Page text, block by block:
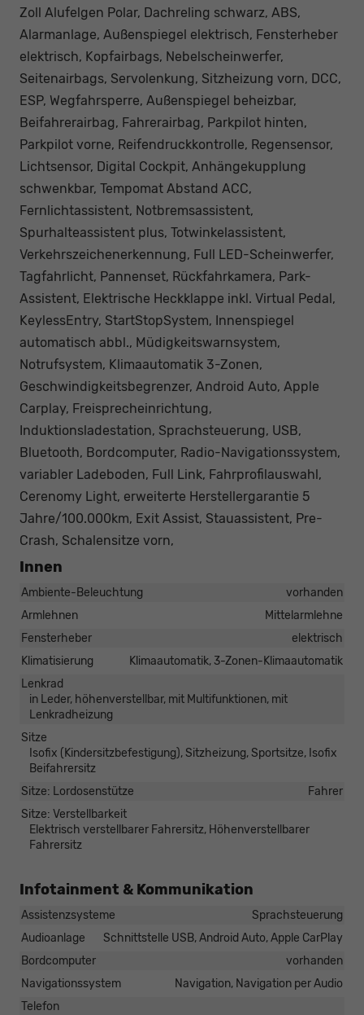
Zoll Alufelgen Polar, Dachreling schwarz, ABS,
Alarmanlage, Außenspiegel elektrisch, Fensterheber
elektrisch, Kopfairbags, Nebelscheinwerfer,
Seitenairbags, Servolenkung, Sitzheizung vorn, DCC,
ESP, Wegfahrsperre, Außenspiegel beheizbar,
Beifahrerairbag, Fahrerairbag, Parkpilot hinten,
Parkpilot vorne, Reifendruckkontrolle, Regensensor,
Lichtsensor, Digital Cockpit, Anhängekupplung
schwenkbar, Tempomat Abstand ACC,
Fernlichtassistent, Notbremsassistent,
Spurhalteassistent plus, Totwinkelassistent,
Verkehrszeichenerkennung, Full LED-Scheinwerfer,
Tagfahrlicht, Pannenset, Rückfahrkamera, Park-
Assistent, Elektrische Heckklappe inkl. Virtual Pedal,
KeylessEntry, StartStopSystem, Innenspiegel
automatisch abbl., Müdigkeitswarnsystem,
Notrufsystem, Klimaautomatik 3-Zonen,
Geschwindigkeitsbegrenzer, Android Auto, Apple
Carplay, Freisprecheinrichtung,
Induktionsladestation, Sprachsteuerung, USB,
Bluetooth, Bordcomputer, Radio-Navigationssystem,
variabler Ladeboden, Full Link, Fahrprofilauswahl,
Cerenomy Light, erweiterte Herstellergarantie 5
Jahre/100.000km, Exit Assist, Stauassistent, Pre-
Crash, Schalensitze vorn,
Innen
Ambiente-Beleuchtung
vorhanden
Armlehnen
Mittelarmlehne
Fensterheber
elektrisch
Klimatisierung
Klimaautomatik, 3-Zonen-Klimaautomatik
Lenkrad
in Leder, höhenverstellbar, mit Multifunktionen, mit
Lenkradheizung
Sitze
Isofix (Kindersitzbefestigung), Sitzheizung, Sportsitze, Isofix
Beifahrersitz
Sitze: Lordosenstütze
Fahrer
Sitze: Verstellbarkeit
Elektrisch verstellbarer Fahrersitz, Höhenverstellbarer
Fahrersitz
Infotainment & Kommunikation
Assistenzsysteme
Sprachsteuerung
Audioanlage
Schnittstelle USB, Android Auto, Apple CarPlay
Bordcomputer
vorhanden
Navigationssystem
Navigation, Navigation per Audio
Telefon